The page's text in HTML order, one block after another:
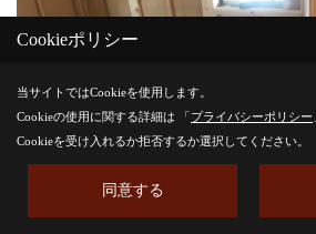
Cookieポリシー
当サイトではCookieを使用します。
Cookieの使用に関する詳細は 「プライバシーポリシー
Cookieを受け入れるか拒否するか選択してください。
同意する